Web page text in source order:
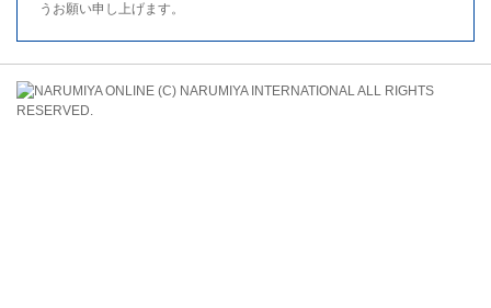
うお願い申し上げます。